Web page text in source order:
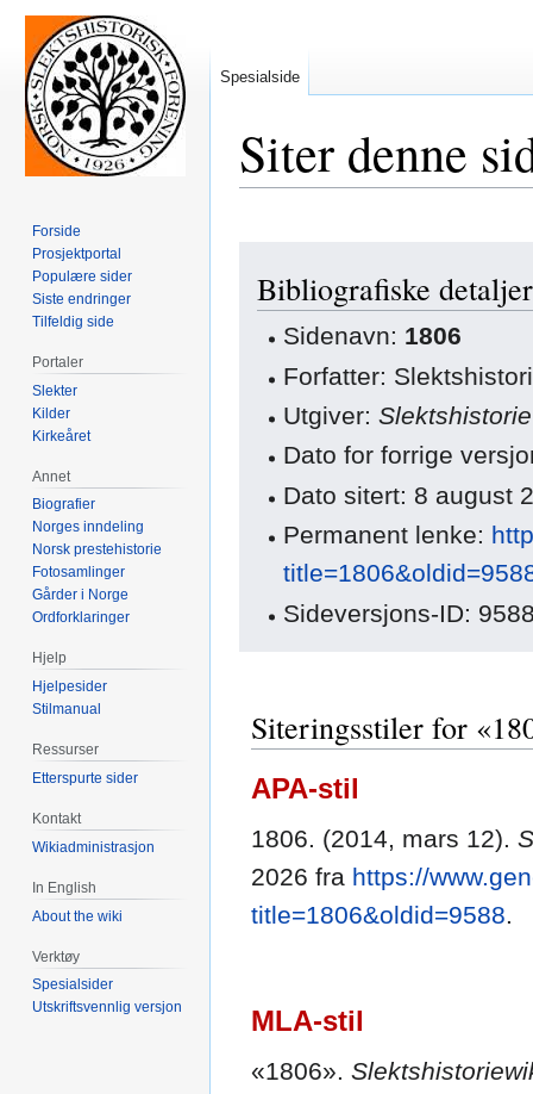
Siter denne
navigering
søkBibliografiske
Sidenavn: 1806
Forfatter:
Utgiver:
Dato for forrige
Dato sitert: 8 august
Permanent lenke:
Sideversjons-ID:
Siteringsstiler for
APA-stil
1806. (2014, mars 12).
2026 fra https://
title=1806&oldid=9588.
MLA-stil
«1806».
Spesialside
Forside
Prosjektportal
Populære sider
Siste endringer
Tilfeldig side
Portaler
Slekter
Kilder
Kirkeåret
Annet
Biografier
Norges inndeling
Norsk prestehistorie
Fotosamlinger
Gårder i Norge
Ordforklaringer
Hjelp
Hjelpesider
Stilmanual
Ressurser
Etterspurte sider
Kontakt
Wikiadministrasjon
In English
About the wiki
Verktøy
Spesialsider
Utskriftsvennlig versjon